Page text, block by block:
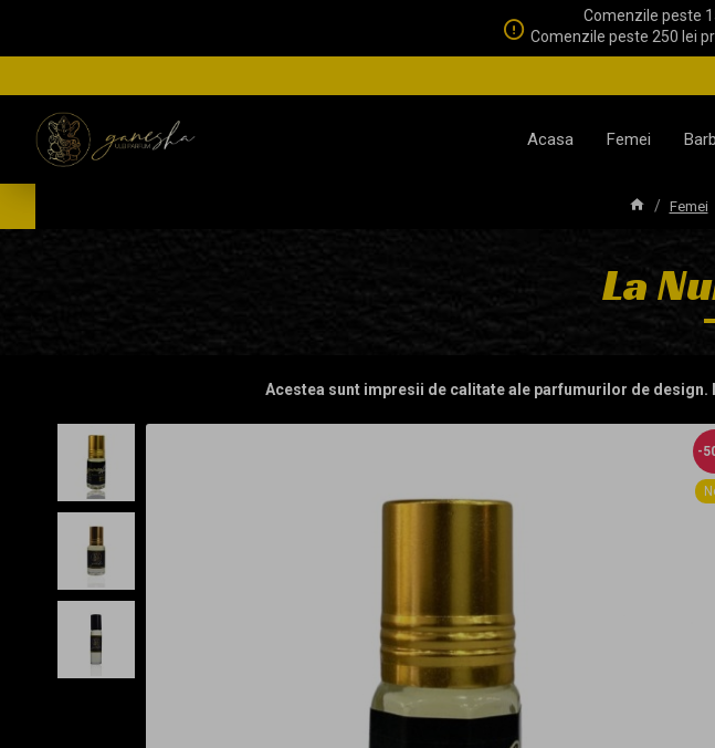
Comenzile peste
Comenzile peste 250 lei
Acasa Femei
Femei
La
Acestea sunt impresii de calitate ale parfumurilor de
-